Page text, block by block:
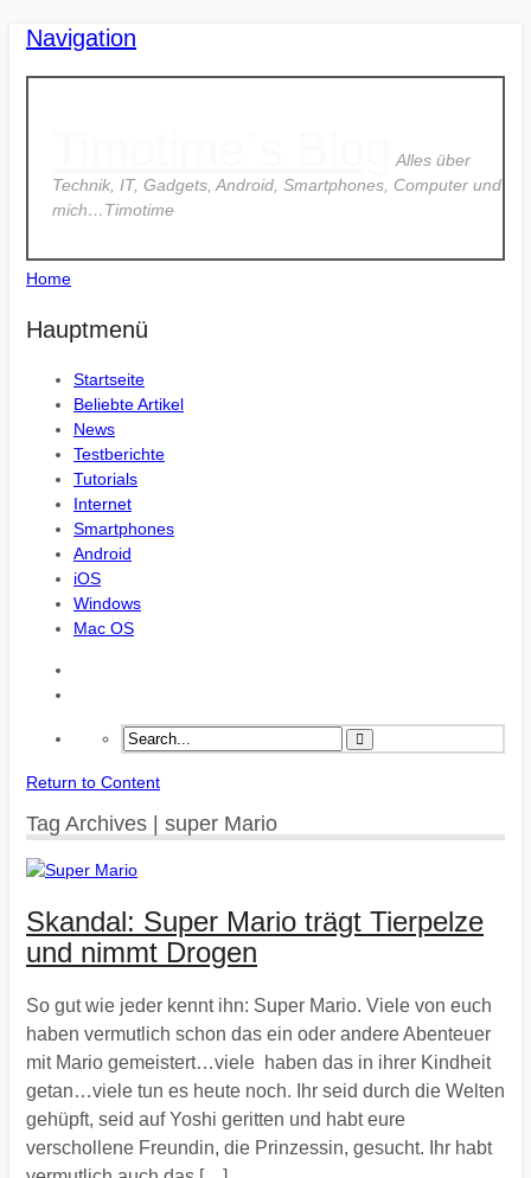
Navigation
Alles über
Technik, IT, Gadgets, Android, Smartphones, Computer und
mich…Timotime
Home
Hauptmenü
Startseite
Beliebte Artikel
News
Testberichte
Tutorials
Internet
Smartphones
Android
iOS
Windows
Mac OS
Return to Content
Tag Archives | super Mario
Skandal: Super Mario trägt Tierpelze
und nimmt Drogen
So gut wie jeder kennt ihn: Super Mario. Viele von euch
haben vermutlich schon das ein oder andere Abenteuer
mit Mario gemeistert…viele haben das in ihrer Kindheit
getan…viele tun es heute noch. Ihr seid durch die Welten
gehüpft, seid auf Yoshi geritten und habt eure
verschollene Freundin, die Prinzessin, gesucht. Ihr habt